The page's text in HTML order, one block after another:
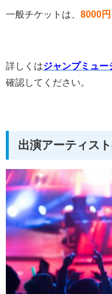
一般チケットは、 8000
詳しくはジャンプミュー
確認してください。
出演アーティス